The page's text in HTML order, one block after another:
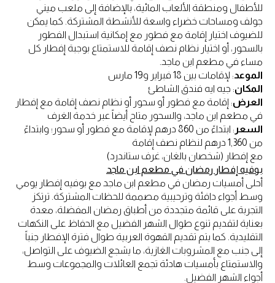
للأطفال ومنطقة الألعاب المائية، بالإضافة إلى ملعب ميني
جولف ومساحات خضراء واسعة للأنشطة المشتركة. كما يمكن
للضيوف اختيار إقامة مع فطور مع إمكانية استبدال الفطور
بالسحور، أو اختيار نظام نصف إقامة للاستمتاع بوجبة إفطار كل
مساء في مطعم ابن ماجد.
الموعد: لإقامات بين 18 فبراير و19 مارس
المكان: جيه ايه فندق الشاطئ
العرض: إقامة مع فطور أو سحور أو نظام نصف إقامة مع إفطار
في مطعم ابن ماجد، والسحور متاح أيضاً عبر خدمة الغرف
السعر
: ابتداءً من 860 درهم لإقامة مع فطور أو سحور؛ وابتداءً
من 1,360 درهم لنظام نصف إقامة
مع إفطار (شخصان بالغان، غرف ستاندرد)
بوفيه إفطار رمضان في مطعم ابن ماجد
أحلى أمسيات رمضان في مطعم ابن ماجد مع بوفيه إفطار يومي
وسط أجواء دافئة وترحيبية مصممة للحظات المشتركة. ترتكز
التجربة على قائمة متجددة من أطباق رمضان المفضلة، معدة
بعناية لتقديم تنوع طوال الشهر الفضيل مع الحفاظ على النكهات
التقليدية. كما يتم تقديم القهوة العربية طوال فترة الإفطار جنباً
إلى جنب مع المشروبات الغازية، ما يشجع الضيوف على التواصل،
والاستمتاع بأمسيات هادئة تجمع العائلات والمجموعات وسط
أجواء الشهر الفضيل.